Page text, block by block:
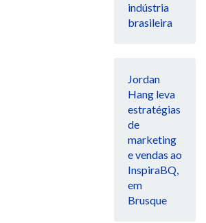
indústria
brasileira
Jordan
Hang leva
estratégias
de
marketing
e vendas ao
InspiraBQ,
em
Brusque